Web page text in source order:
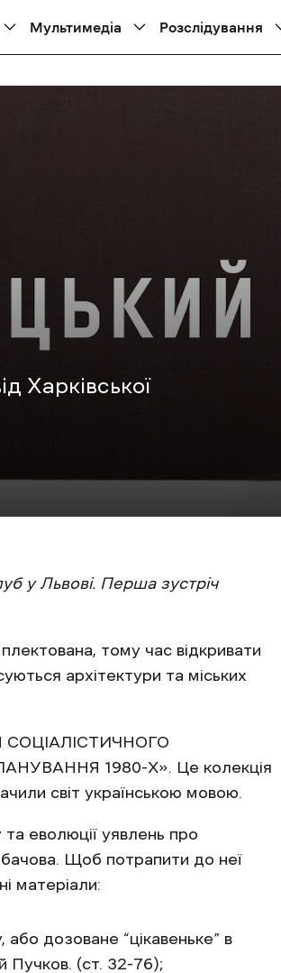
Мультимедіа Розслідування
Харківської
у Львові. Перша зустріч
тому час відкривати
архітектури та міських
СОЦІАЛІСТИЧНОГО
1980-Х». Це колекція
світ українською мовою.
еволюції уявлень про
Щоб потрапити до неї
матеріали:
дозоване “цікавеньке” в
Пучков. (ст. 32-76);